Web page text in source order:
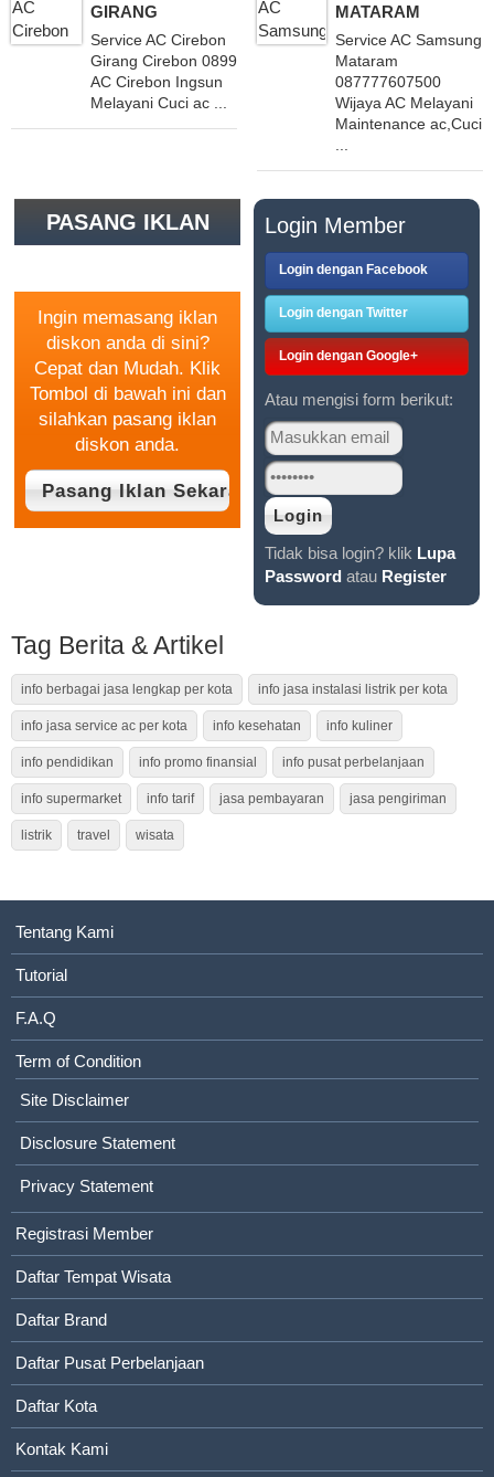
GIRANG
Service AC Cirebon
Girang Cirebon 08997777171
AC Cirebon Ingsun
Melayani Cuci ac ...
MATARAM
Service AC Samsung
Mataram
087777607500
Wijaya AC Melayani
Maintenance ac,Cuci
PASANG IKLAN
Ingin memasang iklan
diskon anda di sini?
Cepat dan Mudah. Klik
Tombol di bawah ini dan
silahkan pasang iklan
diskon anda.
Login Member
Login dengan Facebook
Login dengan Twitter
Login dengan Google+
Atau mengisi form berikut:
Tidak bisa login? klik Lupa
Password atau Register
Tag Berita & Artikel
info berbagai jasa lengkap per kota info jasa instalasi listrik per kota
info jasa service ac per kota info kesehatan info kuliner
info pendidikan info promo finansial info pusat perbelanjaan
info supermarket info tarif jasa pembayaran jasa pengiriman
listrik travel wisata
Tentang Kami
Tutorial
F.A.Q
Term of Condition
Site Disclaimer
Disclosure Statement
Privacy Statement
Registrasi Member
Daftar Tempat Wisata
Daftar Brand
Daftar Pusat Perbelanjaan
Daftar Kota
Kontak Kami